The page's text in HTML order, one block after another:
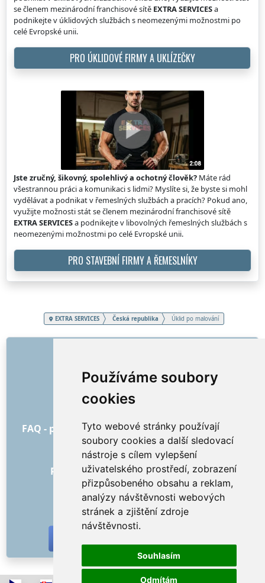
Používáme soubory
cookies
Tyto webové stránky používají
soubory cookies a další sledovací
nástroje s cílem vylepšení
uživatelského prostředí, zobrazení
přizpůsobeného obsahu a reklam,
analýzy návštěvnosti webových
stránek a zjištění zdroje
návštěvnosti.
Souhlasím
Odmítám
se členem mezinárodní franchisové sítě EXTRA SERVICESa
podnikejte v úklidových službách s neomezenými možnostmi po
celé Evropské unii.
PRO ÚKLIDOVÉ FIRMY A UKLÍZEČKY
Jste zručný, šikovný, spolehlivý a ochotný člověk? Máte rád
všestrannou práci a komunikaci s lidmi? Myslíte si, že byste si mohl
vydělávat a podnikat v řemeslných službách a pracích? Pokud ano,
využijte možnosti stát se členem mezinárodní franchisové sítě
EXTRA SERVICESa podnikejte v libovolných řemeslných službách s
neomezenými možnostmi po celé Evropské unii.
PRO STAVEBNÍ FIRMY A ŘEMESLNÍKY
EXTRA SERVICES Česká republika Úklid po malování
O nás
Jak to všechno začalo
Ceník
FAQ - pro objednatele FAQ - pro poskytovatele
Reklama a marketing
Blog
Recenze objednávek s hodnocením
Kontakt
SOCIÁLNÍ SÍTĚ